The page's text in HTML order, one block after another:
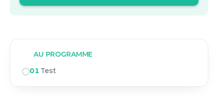
AU PROGRAMME
01 Test